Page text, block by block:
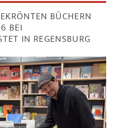
BÜCHERN
BEI
IN REGENSBURG